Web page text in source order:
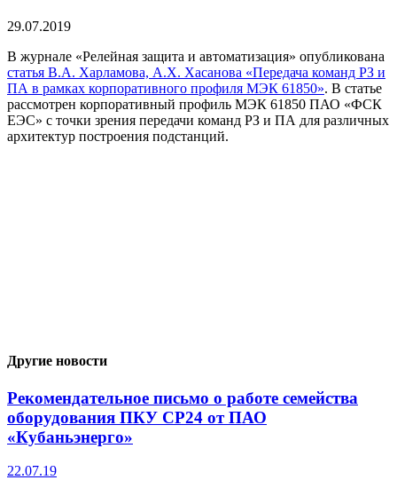
29.07.2019
В журнале «Релейная защита и автоматизация» опубликована
статья В.А. Харламова, А.Х. Хасанова «Передача команд РЗ и
ПА в рамках корпоративного профиля МЭК 61850». В статье
рассмотрен корпоративный профиль МЭК 61850 ПАО «ФСК
ЕЭС» с точки зрения передачи команд РЗ и ПА для различных
архитектур построения подстанций.
Другие новости
Рекомендательное письмо о работе семейства
оборудования ПКУ СР24 от ПАО
«Кубаньэнерго»
22.07.19